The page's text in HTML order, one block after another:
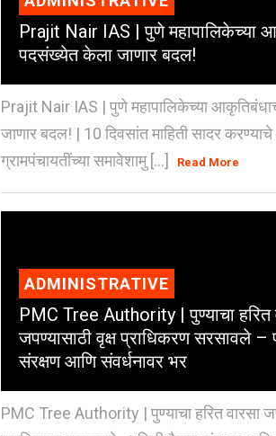
Prajit Nair IAS | पुणे महापालिकेच्या
पदसंख्येत केला जाणार बदल!
Prajit Nair IAS | पुणे महापालिकेच्या
जाणार बदल! | 10 दिवसांत माहिती सादर
ग्रामपंचायतींच्या समावेशामु [...]
Read More
ADMINISTRATIVE
PMC Tree Authority | पुण्याचा हरित
जपण्यासाठी वृक्ष प्राधिकरण सरसावले –
संरक्षण आणि संवर्धनावर भर
PMC Tree Authority | पुण्याचा हरित वारसा